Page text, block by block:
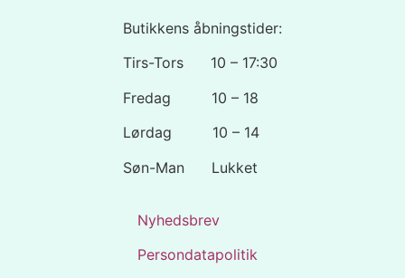
Butikkens åbningstider:
Tirs-Tors 10 – 17:30
Fredag 10 – 18
Lørdag 10 – 14
Søn-Man Lukket
Nyhedsbrev
Persondatapolitik